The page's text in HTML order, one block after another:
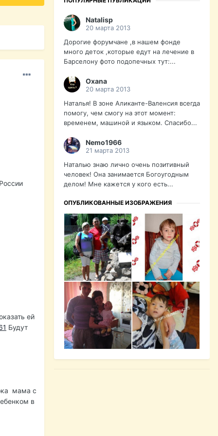
ей
Будут
мама с
в
Natalisp
20 марта 2013
Дорогие форумчане ,в нашем фонде
много деток ,которые едут на лечение в
Барселону фото подопечных тут:...
Oxana
20 марта 2013
Наталья! В зоне Аликанте-Валенсия всегда
помогу, чем смогу на этот момент:
временем, машиной и языком. Спасибо...
Nemo1966
21 марта 2013
Наталью знаю лично очень позитивный
человек! Она занимается Богоугодным
делом! Мне кажется у кого есть...
ОПУБЛИКОВАННЫЕ ИЗОБРАЖЕНИЯ